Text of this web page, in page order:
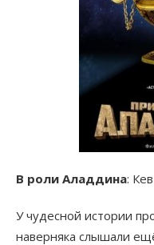
В роли Аладдина:
У чудесной истории
наверняка слышали